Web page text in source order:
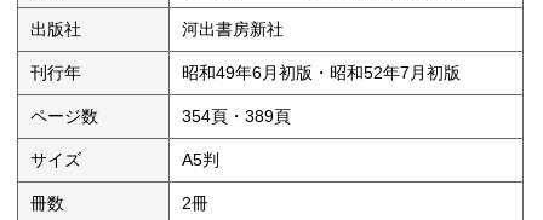
出版社 河出書房新社
刊行年 昭和49年6月初版・昭和52年7月初版
ページ数 354頁・389頁
サイズ A5判
冊数 2冊